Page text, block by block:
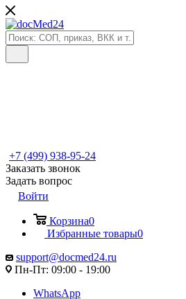
+7 (499) 938-95-24
Заказать звонок
Задать вопрос
Войти
Корзина0
Избранные товары0
support@docmed24.ru
Пн-Пт: 09:00 - 19:00
WhatsApp